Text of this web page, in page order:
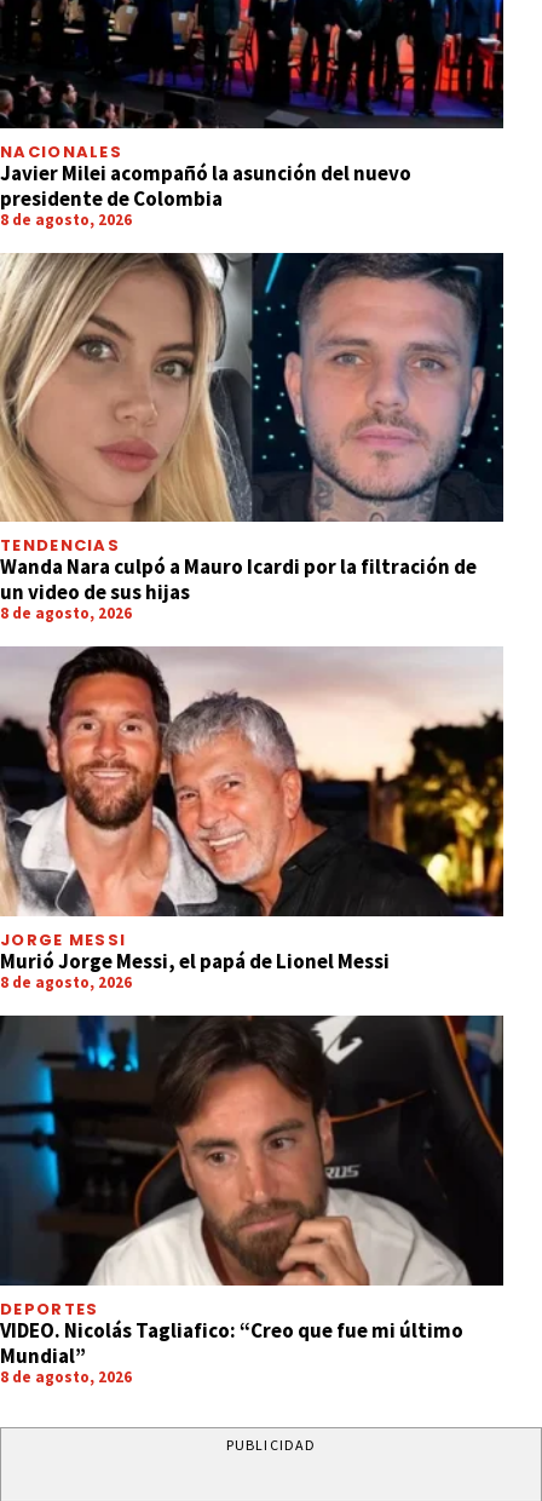
NACIONALES
Javier Milei acompañó la asunción del nuevo
presidente de Colombia
8 de agosto, 2026
TENDENCIAS
Wanda Nara culpó a Mauro Icardi por la filtración de
un video de sus hijas
8 de agosto, 2026
JORGE MESSI
Murió Jorge Messi, el papá de Lionel Messi
8 de agosto, 2026
DEPORTES
VIDEO. Nicolás Tagliafico: “Creo que fue mi último
Mundial”
8 de agosto, 2026
PUBLICIDAD